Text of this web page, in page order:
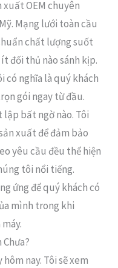
xuất OEM chuyên
Mạng lưới toàn cầu
chất lượng suốt
đối thủ nào sánh kịp.
có nghĩa là quý khách
gói ngay từ đầu.
bất ngờ nào. Tôi
xuất để đảm bảo
yêu cầu đều thể hiện
tôi nổi tiếng.
ứng để quý khách có
mình trong khi
nay. Tôi sẽ xem